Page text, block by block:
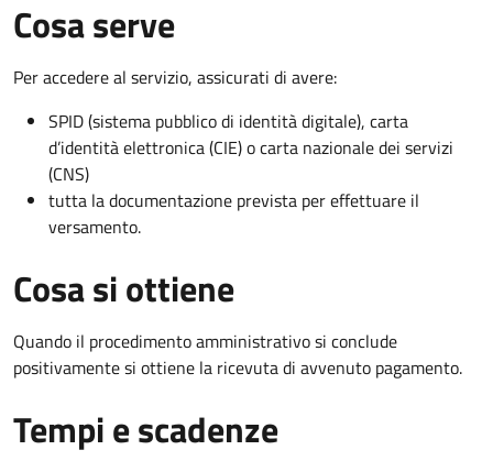
Cosa serve
Per accedere al servizio, assicurati di avere:
SPID (sistema pubblico di identità digitale), carta
d’identità elettronica (CIE) o carta nazionale dei servizi
(CNS)
tutta la documentazione prevista per effettuare il
versamento.
Cosa si ottiene
Quando il procedimento amministrativo si conclude
positivamente si ottiene la ricevuta di avvenuto pagamento.
Tempi e scadenze